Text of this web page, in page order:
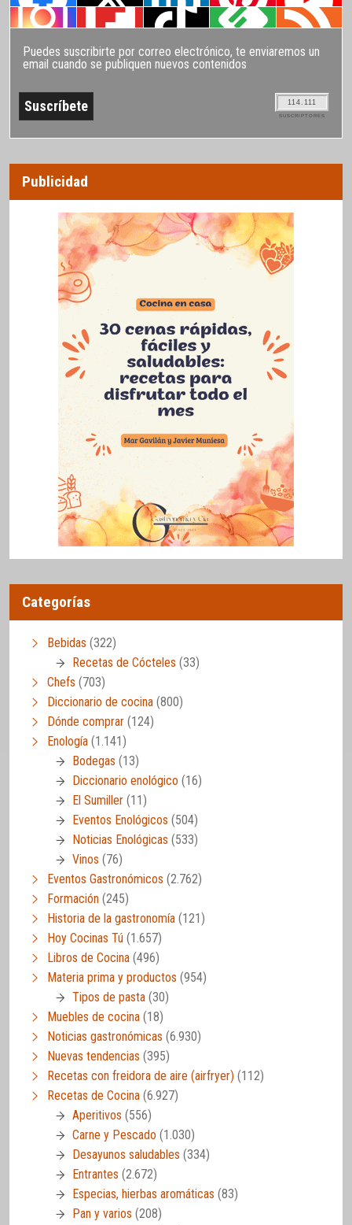
Puedes suscribirte por correo electrónico, te enviaremos un
email cuando se publiquen nuevos contenidos
114.111
SUSCRIPTORES
Publicidad
Categorías
Bebidas (322)
Recetas de Cócteles (33)
Chefs (703)
Diccionario de cocina (800)
Dónde comprar (124)
Enología (1.141)
Bodegas (13)
Diccionario enológico (16)
El Sumiller (11)
Eventos Enológicos (504)
Noticias Enológicas (533)
Vinos (76)
Eventos Gastronómicos (2.762)
Formación (245)
Historia de la gastronomía (121)
Hoy Cocinas Tú (1.657)
Libros de Cocina (496)
Materia prima y productos (954)
Tipos de pasta (30)
Muebles de cocina (18)
Noticias gastronómicas (6.930)
Nuevas tendencias (395)
Recetas con freidora de aire (airfryer) (112)
Recetas de Cocina (6.927)
Aperitivos (556)
Carne y Pescado (1.030)
Desayunos saludables (334)
Entrantes (2.672)
Especias, hierbas aromáticas (83)
Pan y varios (208)